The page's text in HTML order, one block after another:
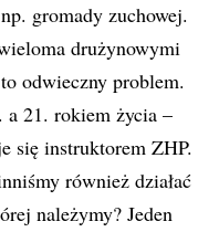
gromady zuchowej.
drużynowymi
odwieczny problem.
a 21. rokiem życia –
się instruktorem ZHP.
również działać
należymy? Jeden